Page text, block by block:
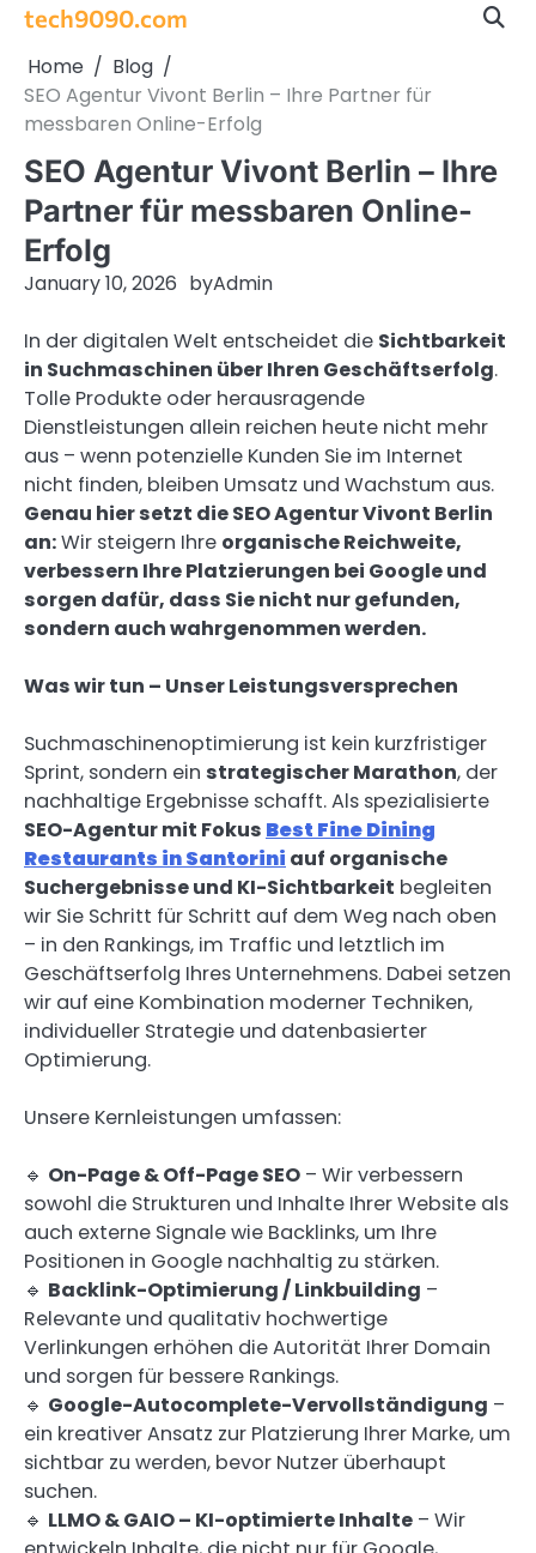
Skip
content
tech9090.com
Home
Blog
SEO Agentur Vivont Berlin – Ihre Partner für
messbaren Online-Erfolg
SEO Agentur Vivont Berlin – Ihre
Partner für messbaren Online-
Erfolg
January 10, 2026 byAdmin
In der digitalen Welt entscheidet die Sichtbarkeit
in Suchmaschinen über Ihren Geschäftserfolg.
Tolle Produkte oder herausragende
Dienstleistungen allein reichen heute nicht mehr
aus – wenn potenzielle Kunden Sie im Internet
nicht finden, bleiben Umsatz und Wachstum aus.
Genau hier setzt die SEO Agentur Vivont Berlin
an:Wir steigern Ihre organische Reichweite,
verbessern Ihre Platzierungen bei Google und
sorgen dafür, dass Sie nicht nur gefunden,
sondern auch wahrgenommen werden.
Was wir tun – Unser Leistungsversprechen
Suchmaschinenoptimierung ist kein kurzfristiger
Sprint, sondern ein strategischer Marathon, der
nachhaltige Ergebnisse schafft. Als spezialisierte
SEO-Agentur mit Fokus Best Fine Dining
Restaurants in Santorini auf organische
Suchergebnisse und KI-Sichtbarkeit begleiten
wir Sie Schritt für Schritt auf dem Weg nach oben
– in den Rankings, im Traffic und letztlich im
Geschäftserfolg Ihres Unternehmens. Dabei setzen
wir auf eine Kombination moderner Techniken,
individueller Strategie und datenbasierter
Optimierung.
Unsere Kernleistungen umfassen:
🔹 On-Page & Off-Page SEO – Wir verbessern
sowohl die Strukturen und Inhalte Ihrer Website als
auch externe Signale wie Backlinks, um Ihre
Positionen in Google nachhaltig zu stärken.
🔹 Backlink-Optimierung / Linkbuilding –
Relevante und qualitativ hochwertige
Verlinkungen erhöhen die Autorität Ihrer Domain
und sorgen für bessere Rankings.
🔹 Google-Autocomplete-Vervollständigung –
ein kreativer Ansatz zur Platzierung Ihrer Marke, um
sichtbar zu werden, bevor Nutzer überhaupt
suchen.
🔹 LLMO & GAIO – KI-optimierte Inhalte – Wir